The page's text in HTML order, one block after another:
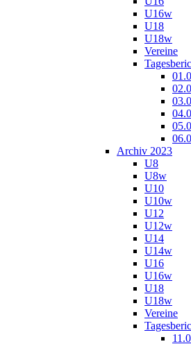
U16w
U18
U18w
Vereine
Archiv 2023
U8
U8w
U10
U10w
U12
U12w
U14
U14w
U16
U16w
U18
U18w
Vereine